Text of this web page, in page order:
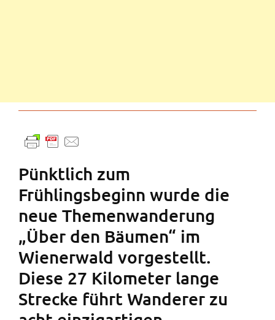
Pünktlich zum
Frühlingsbeginn wurde die
neue Themenwanderung
„Über den Bäumen“ im
Wienerwald vorgestellt.
Diese 27 Kilometer lange
Strecke führt Wanderer zu